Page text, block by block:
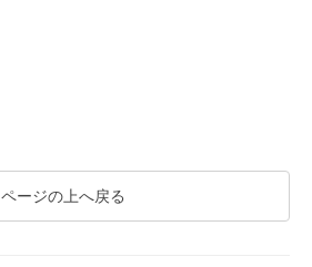
ページの上へ戻る